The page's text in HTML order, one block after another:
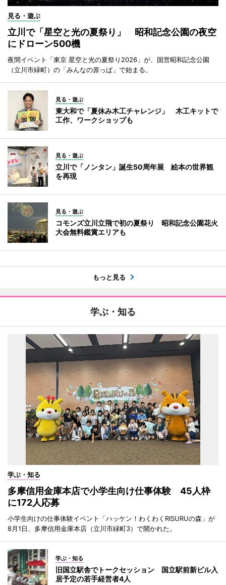
見る・遊ぶ
立川で「星空と光の夏祭り」 昭和記念公園の夜空
にドローン500機
夜間イベント「東京 星空と光の夏祭り2026」が、国営昭和記念公園
（立川市緑町）の「みんなの原っぱ」で始まる。
見る・遊ぶ
東大和で「夏休み木工チャレンジ」 木工キットで
工作、ワークショップも
見る・遊ぶ
立川で「ノンタン」誕生50周年展 絵本の世界観
を再現
見る・遊ぶ
コモンズ立川立飛で初の夏祭り 昭和記念公園花火
大会無料鑑賞エリアも
もっと見る
学ぶ・知る
学ぶ・知る
多摩信用金庫本店で小学生向け仕事体験 45人枠
に172人応募
小学生向けの仕事体験イベント「ハッケン！わくわくRISURUの森」が
8月1日、多摩信用金庫本店（立川市緑町3）で開かれた。
学ぶ・知る
旧国立駅舎でトークセッション 国立駅前新ビル入
居予定の若手経営者4人